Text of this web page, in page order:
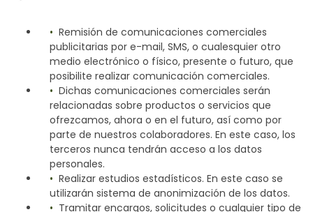
Remisión de comunicaciones comerciales
publicitarias por e-mail, SMS, o cualesquier otro
medio electrónico o físico, presente o futuro, que
posibilite realizar comunicación comerciales.
Dichas comunicaciones comerciales serán
relacionadas sobre productos o servicios que
ofrezcamos, ahora o en el futuro, así como por
parte de nuestros colaboradores. En este caso, los
terceros nunca tendrán acceso a los datos
personales.
Realizar estudios estadísticos. En este caso se
utilizarán sistema de anonimización de los datos.
Tramitar encargos, solicitudes o cualquier tipo de